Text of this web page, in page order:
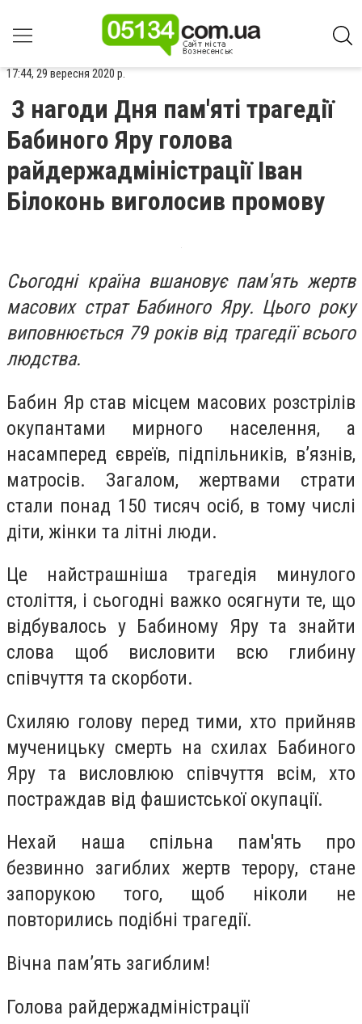
17:44, 29 вересня 2020 р.
З нагоди Дня пам'яті трагедії
Бабиного Яру голова
райдержадміністрації Іван
Білоконь виголосив промову
Сьогодні країна вшановує пам'ять жертв
масових страт Бабиного Яру. Цього року
виповнюється 79 років від трагедії всього
людства.
Бабин Яр став місцем масових розстрілів
окупантами мирного населення, а
насамперед євреїв, підпільників, в’язнів,
матросів. Загалом, жертвами страти
стали понад 150 тисяч осіб, в тому числі
діти, жінки та літні люди.
Це найстрашніша трагедія минулого
століття, і сьогодні важко осягнути те, що
відбувалось у Бабиному Яру та знайти
слова щоб висловити всю глибину
співчуття та скорботи.
Схиляю голову перед тими, хто прийняв
мученицьку смерть на схилах Бабиного
Яру та висловлюю співчуття всім, хто
постраждав від фашистської окупації.
Нехай наша спільна пам'ять про
безвинно загиблих жертв терору, стане
запорукою того, щоб ніколи не
повторились подібні трагедії.
Вічна пам’ять загиблим!
Голова райдержадміністрації